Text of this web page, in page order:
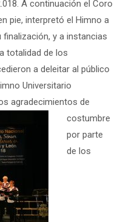
A continuación el Coro
pie, interpretó el Himno a
y a instancias
totalidad de los
a deleitar al público
Universitario
agradecimientos de
costumbre
por parte
de los